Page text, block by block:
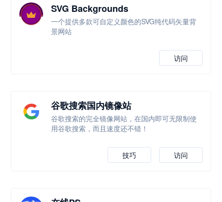
SVG Backgrounds
一个提供多款可自定义颜色的SVG纯代码矢量背
景网站
访问
谷歌搜索国内镜像站
谷歌搜索的完全镜像网站，在国内即可无限制使
用谷歌搜索，而且速度还不错！
访问
技巧